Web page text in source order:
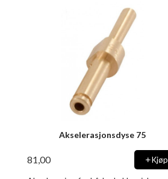
Akselerasjonsdyse 75
81,00 Kjøp